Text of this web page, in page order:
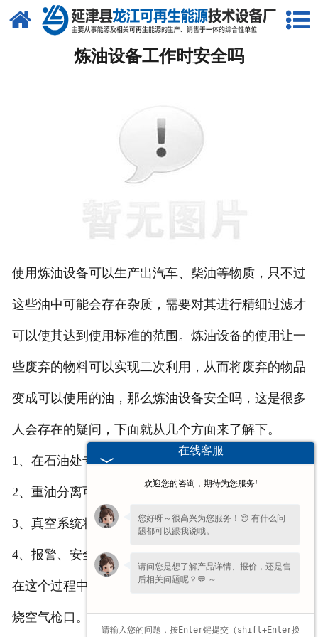
网站首页
关于我们
资质荣誉
联系我们
炼油设备工作时安全吗
使用炼油设备可以生产出汽车、柴油等物质，只不过
这些油中可能会存在杂质，需要对其进行精细过滤才
可以使其达到使用标准的范围。炼油设备的使用让一
些废弃的物料可以实现二次利用，从而将废弃的物品
变成可以使用的油，那么炼油设备安全吗，这是很多
人会存在的疑问，下面就从几个方面来了解下。
1、在石油处专注的密封技术。
2、重油分离可以避免在以后的冷凝器堵塞的问题。
3、真空系统将阻止废气回到反应釜造成事故。
4、报警、安全阀门、温度计、压力表和安全阀。
在这个过程中,首先要通过传输的安全装置和安全燃
烧空气枪口。在燃烧之前,我们应确保生产的安全。
在线客服
欢迎您的咨询，期待为您服务!
您好呀～很高兴为您服务！😊 有什么问
题都可以跟我说哦。
请问您是想了解产品详情、报价，还是售
后相关问题呢？💬 ～